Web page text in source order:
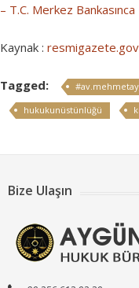
– T.C. Merkez
Kaynak :
Tagged:
hukukunüstünlüğü
Bize Ulaşın